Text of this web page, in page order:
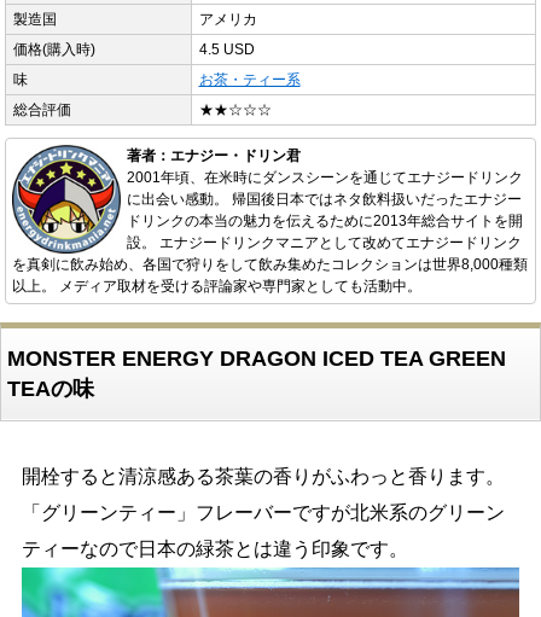
製造国
アメリカ
価格(購入時)
4.5 USD
味
お茶・ティー系
総合評価
★★☆☆☆
著者：エナジー・ドリン君
2001年頃、在米時にダンスシーンを通じてエナジードリンク
に出会い感動。 帰国後日本ではネタ飲料扱いだったエナジー
ドリンクの本当の魅力を伝えるために2013年総合サイトを開
設。 エナジードリンクマニアとして改めてエナジードリンク
を真剣に飲み始め、各国で狩りをして飲み集めたコレクションは世界8,000種類
以上。 メディア取材を受ける評論家や専門家としても活動中。
MONSTER ENERGY DRAGON ICED TEA GREEN
TEAの味
開栓すると清涼感ある茶葉の香りがふわっと香ります。
「グリーンティー」フレーバーですが北米系のグリーン
ティーなので日本の緑茶とは違う印象です。